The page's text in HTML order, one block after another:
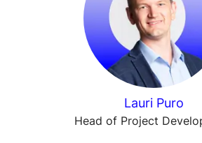
Lauri Puro
Head of Project